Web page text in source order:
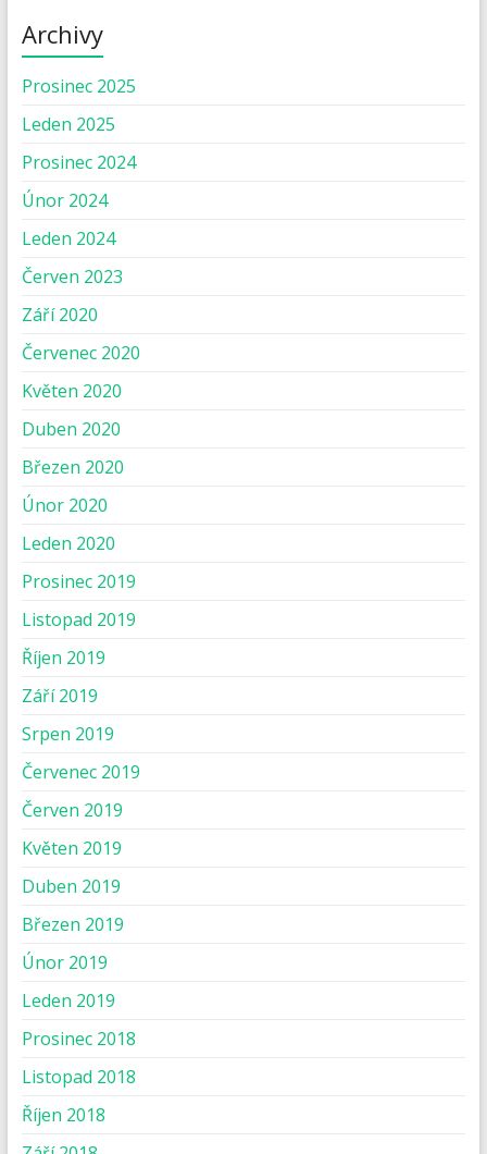
Archivy
Prosinec 2025
Leden 2025
Prosinec 2024
Únor 2024
Leden 2024
Červen 2023
Září 2020
Červenec 2020
Květen 2020
Duben 2020
Březen 2020
Únor 2020
Leden 2020
Prosinec 2019
Listopad 2019
Říjen 2019
Září 2019
Srpen 2019
Červenec 2019
Červen 2019
Květen 2019
Duben 2019
Březen 2019
Únor 2019
Leden 2019
Prosinec 2018
Listopad 2018
Říjen 2018